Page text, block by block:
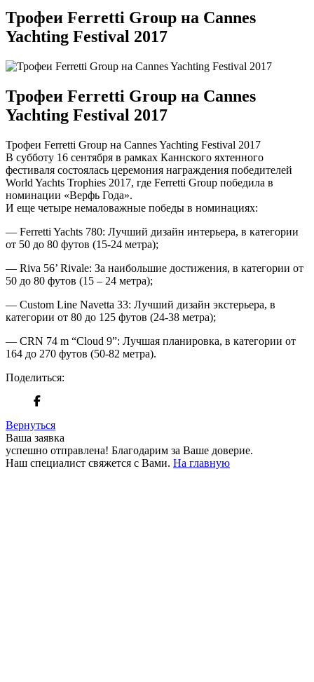
Трофеи Ferretti Group на Cannes
Yachting Festival 2017
Трофеи Ferretti Group на Cannes
Yachting Festival 2017
Трофеи Ferretti Group на Cannes Yachting Festival 2017
В субботу 16 сентября в рамках Каннского яхтенного
фестиваля состоялась церемония награждения победителей
World Yachts Trophies 2017, где Ferretti Group победила в
номинации «Верфь Года».
И еще четыре немаловажные победы в номинациях:
— Ferretti Yachts 780: Лучший дизайн интерьера, в категории
от 50 до 80 футов (15-24 метра);
— Riva 56’ Rivale: За наибольшие достижения, в категории от
50 до 80 футов (15 – 24 метра);
— Custom Line Navetta 33: Лучший дизайн экстерьера, в
категории от 80 до 125 футов (24-38 метра);
— CRN 74 m “Cloud 9”: Лучшая планировка, в категории от
164 до 270 футов (50-82 метра).
Поделиться:
Вернуться
Ваша заявка
успешно отправлена! Благодарим за Ваше доверие.
Наш специалист свяжется с Вами. На главную